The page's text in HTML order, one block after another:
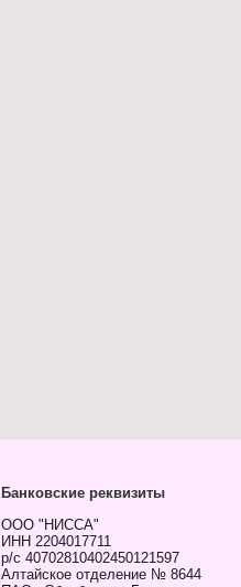
Банковские реквизиты
ООО "НИССА"
ИНН 2204017711
р/с 40702810402450121597
Алтайское отделение № 8644